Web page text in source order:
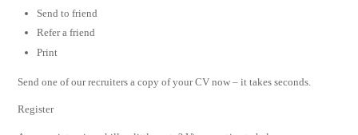
Send to friend
Refer a friend
Print
Send one of our recruiters a copy of your CV now – it takes seconds.
Register